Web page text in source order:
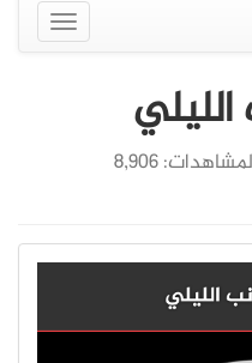
عرض
القائمة
8,906